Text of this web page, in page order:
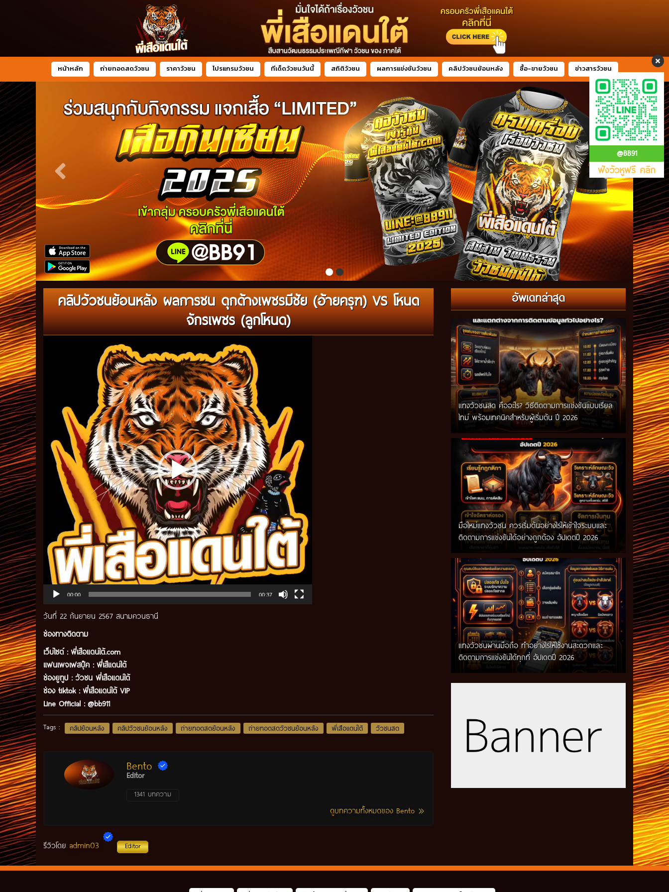
@BB91
ฟังวัวหูฟรี คลิก
หน้าหลัก ถ่ายทอดสดวัวชน ราคาวัวชน โปรแกรมวัวชน ทีเด็ดวัวชนวันนี้ สถิติวัวชน ผลการแข่งขันวัวชน คลิปวัวชนย้อนหลัง ซื้อ-ขายวัวชน ข่าวสารวัวชน
คลิปวัวชนย้อนหลัง ผลการชน ดุกด้างเพชรมีชัย (อ้ายครุฑ) VS โหนด
จักรเพชร (ลูกโหนด)
00:00 00:37
วันที่ 22 กันยายน 2567 สนามควนธานี
ช่องทางติดตาม
เว็บไซต์ : พี่เสือแดนใต้.com
แฟนเพจเฟสบุ๊ค : พี่เสืแดนใต้
ช่องยูทูป : วัวชน พี่เสือแดนใต้
ช่อง tiktok : พี่เสือแดนใต้ VIP
Line Official : @bb911
Tags : คลิปย้อนหลัง คลิปวัวชนย้อนหลัง ถ่ายทอดสดย้อนหลัง ถ่ายทอดสดวัวชนย้อนหลัง พี่เสือแดนใต้ วัวชนสด
Bento
Editor
1341 บทความ
ดูบทความทั้งหมดของ Bento
รีวิวโดย admin03 Editor
อัพเดทล่าสุด
แทงวัวชนสด คืออะไร? วิธีติดตามการแข่งขันแบบเรียล
ไทม์ พร้อมเทคนิคสำหรับผู้เริ่มต้น ปี 2026
มือใหม่แทงวัวชน ควรเริ่มต้นอย่างไรให้เข้าใจระบบและ
ติดตามการแข่งขันได้อย่างถูกต้อง อัปเดตปี 2026
แทงวัวชนผ่านมือถือ ทำอย่างไรให้ใช้งานสะดวกและ
ติดตามการแข่งขันได้ทุกที่ อัปเดตปี 2026